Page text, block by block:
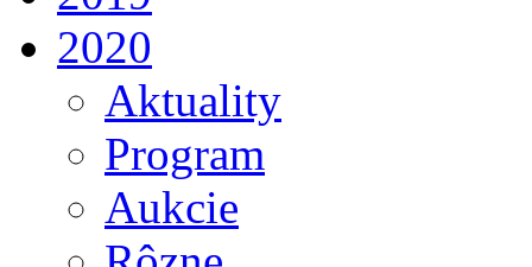
2020
Aktuality
Program
Aukcie